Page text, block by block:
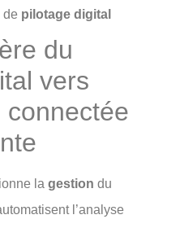
de pilotage digital
du
vers
connectée
la gestion du
l’analyse